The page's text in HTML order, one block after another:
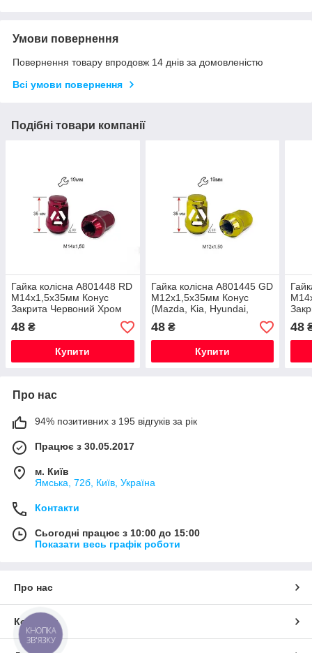
Умови повернення
Повернення товару впродовж 14 днів за домовленістю
Всі умови повернення
Подібні товари компанії
Гайка колісна A801448 RD
M14х1,5х35мм Конус
Закрита Червоний Хром
Ключ 19
48 ₴
Купити
Гайка колісна A801445 GD
M12х1,5х35мм Конус
(Mazda, Kia, Hyundai,
Daihatsu) Закрита Золотий
Хром Ключ 19
48₴
Купити
19
48
Про нас
94% позитивних з 195 відгуків за рік
Працює з 30.05.2017
м. Київ
Ямська, 72б, Київ, Україна
Контакти
Сьогодні працює з 10:00 до 15:00
Показати весь графік роботи
Про нас
Контакти
КНОПКА
ЗВ'ЯЗКУ